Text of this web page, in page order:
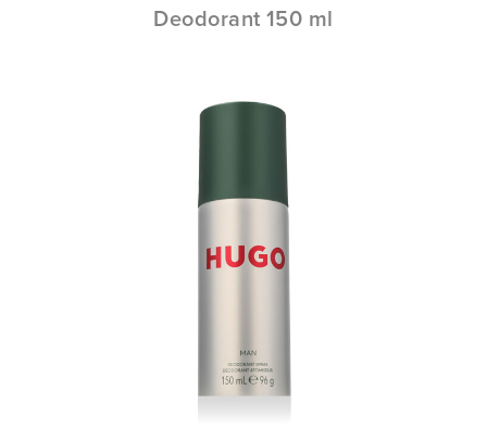
Deodorant 150 ml